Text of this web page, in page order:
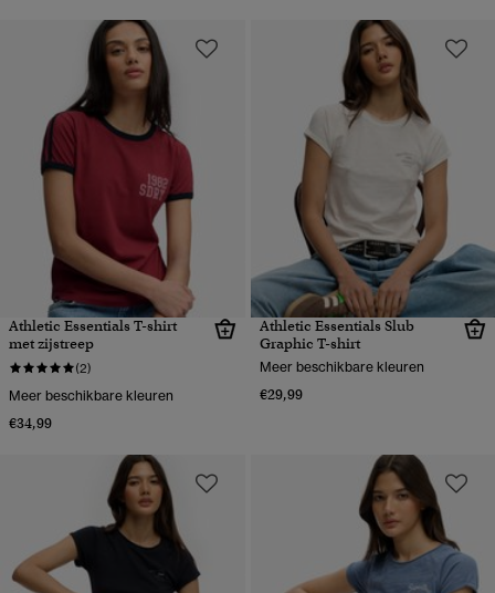
Athletic Essentials T-shirt
met zijstreep
(2)
Meer beschikbare kleuren
€34,99
Athletic Essentials Slub
Graphic T-shirt
Meer beschikbare kleuren
€29,99